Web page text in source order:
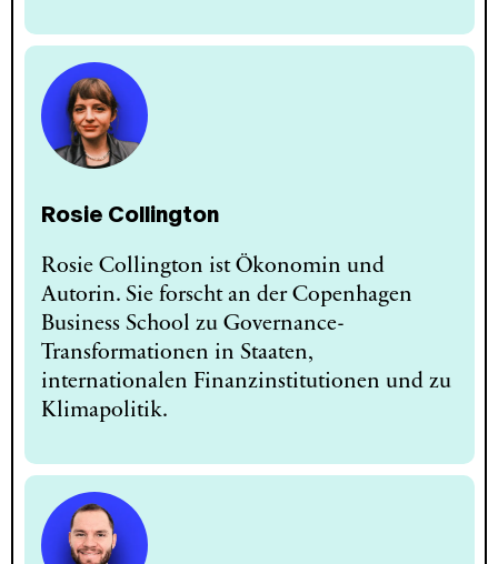
Rosie Collington
Rosie Collington ist Ökonomin und
Autorin. Sie forscht an der Copenhagen
Business School zu Governance-
Transformationen in Staaten,
internationalen Finanzinstitutionen und zu
Klimapolitik.